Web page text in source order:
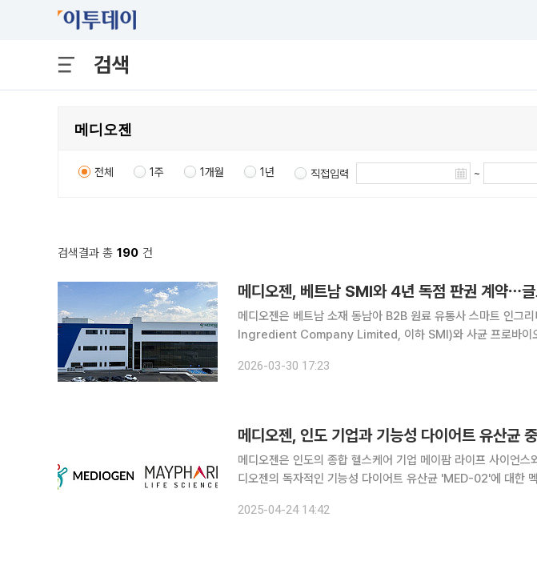
검색
전체 1주 1개월 1년 직접입력 ~
검색결과 총 190 건
메디오젠, 베트남 SMI와 4년 독점 판권 계약⋯
메디오젠은 베트남 소재 동남아 B2B 원료 유통사 스마트 인그
Ingredient Company Limited, 이하 SMI)와 사균 프로바이
며, 계약 대상은 △비피도박테리움 애니말리스 락
2026-03-30 17:23
메디오젠, 인도 기업과 기능성 다이어트 유산균
메디오젠은 인도의 종합 헬스케어 기업 메이팜 라이프 사이언스
디오젠의 독자적인 기능성 다이어트 유산균 'MED-02'에 대한
코와 브라질 현지에 유통 및 판매하며, 계약 기간 총 50억
2025-04-24 14:42